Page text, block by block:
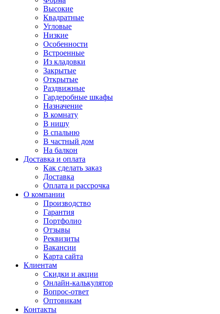
Высокие
Квадратные
Угловые
Низкие
Особенности
Встроенные
Из кладовки
Закрытые
Открытые
Раздвижные
Гардеробные шкафы
Назначение
В комнату
В нишу
В спальню
В частный дом
На балкон
Доставка и оплата
Как сделать заказ
Доставка
Оплата и рассрочка
О компании
Производство
Гарантия
Портфолио
Отзывы
Реквизиты
Вакансии
Карта сайта
Клиентам
Скидки и акции
Онлайн-калькулятор
Вопрос-ответ
Оптовикам
Контакты